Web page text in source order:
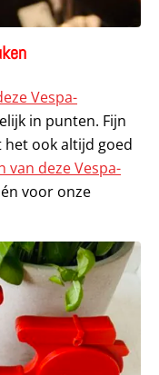
Vespa-
in punten. Fijn
het ook altijd goed
van deze Vespa-
én voor onze